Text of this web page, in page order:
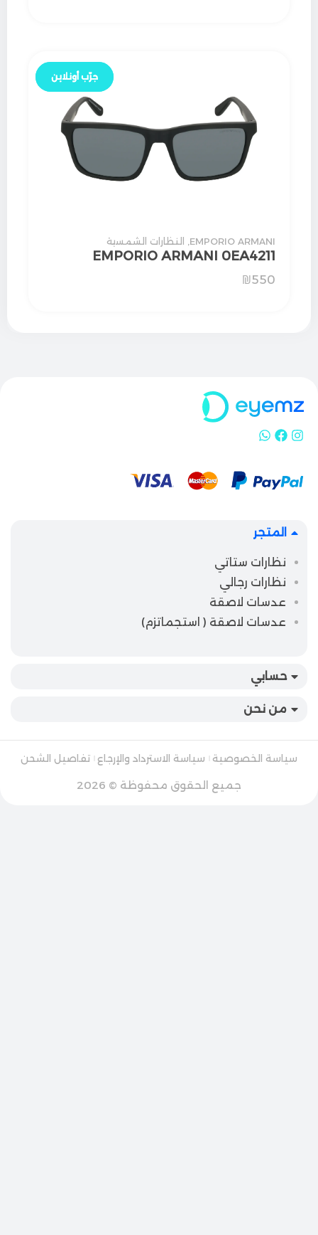
EMPORIO ARMANI النظارات الشمسية
EMPORIO ARMANI 0EA4211
₪550
جرّب أونلاين
جرّب أونلاين
المتجر
نظارات ستاتي
نظارات رجالي
عدسات لاصقة
عدسات لاصقة ( استجماتزم)
حسابي
من نحن
سياسة الخصوصية سياسة الاسترداد والإرجاع تفاصيل الشحن
جميع الحقوق محفوظة © 2026